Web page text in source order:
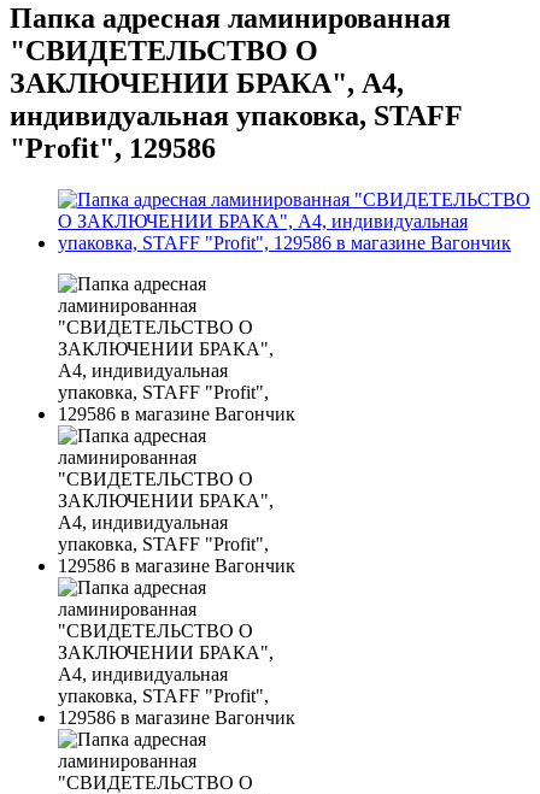
Папка адресная ламинированная
"СВИДЕТЕЛЬСТВО О
ЗАКЛЮЧЕНИИ БРАКА", А4,
индивидуальная упаковка, STAFF
"Profit", 129586